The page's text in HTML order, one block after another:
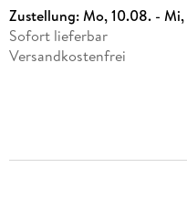
Zustellung:Mo, 10.08. -
Sofort lieferbar
Versandkostenfrei